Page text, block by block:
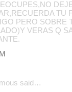
TU
PERO SOBRE
VERAS Q
said…